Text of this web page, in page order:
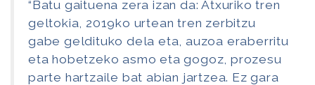
“Batu gaituena zera izan da: Atxuriko tren
geltokia, 2019ko urtean tren zerbitzu
gabe geldituko dela eta, auzoa eraberritu
eta hobetzeko asmo eta gogoz, prozesu
parte hartzaile bat abian jartzea. Ez gara